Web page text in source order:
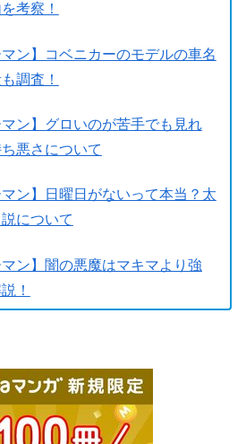
考察！
ン】コベニカーのモデルの車名
調査！
ン】グロいのが苦手でも見れ
悪さについて
ン】日曜日がないって本当？太
について
ン】闇の悪魔はマキマより強
！